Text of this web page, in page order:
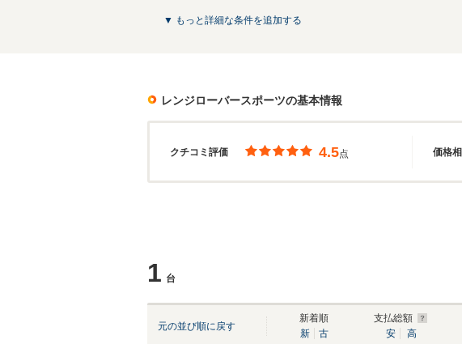
▼ もっと詳細な条件を追加する
レンジローバースポーツの基本情報
クチコミ評価 価格
4.5点
1 台
元の並び順に戻す
新着順
新
古
支払総額
安
高